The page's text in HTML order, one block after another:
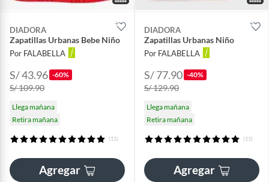
DIADORA
Zapatillas Urbanas Bebe Niño
Por FALABELLA
S/ 43.96 -60%
S/ 109.90
Llega mañana
Retira mañana
(11)
Agregar
DIADORA
Zapatillas Urbanas Niño
Por FALABELLA
S/ 77.90 -40%
S/ 129.90
Llega mañana
Retira mañana
(11)
Agregar